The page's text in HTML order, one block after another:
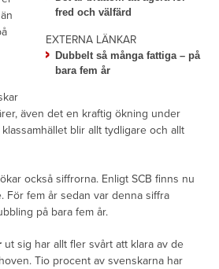
fred och välfärd
EXTERNA LÄNKAR
Dubbelt så många fattiga – på
bara fem år
även det en kraftig ökning under
blir allt tydligare och allt
också siffrorna. Enligt SCB finns nu
För fem år sedan var denna siffra
på bara fem år.
ut sig har allt fler svårt att klara av de
Tio procent av svenskarna har